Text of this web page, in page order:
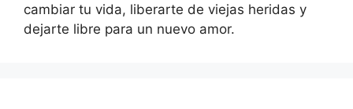
cambiar tu vida, liberarte de viejas heridas y
dejarte libre para un nuevo amor.